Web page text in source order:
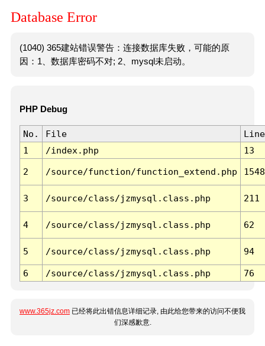
Database Error
(1040) 365建站错误警告：连接数据库失败，可能的原
因：1、数据库密码不对; 2、mysql未启动。
PHP Debug
No. File
Line
1
/index.php 13
2 /source/function/function_extend.php 1548
3 /source/class/jzmysql.class.php 211
4 /source/class/jzmysql.class.php 62
5 /source/class/jzmysql.class.php 94
6 /source/class/jzmysql.class.php 76
www.365jz.com 已经将此出错信息详细记录, 由此给您带来的访问不便我
们深感歉意.